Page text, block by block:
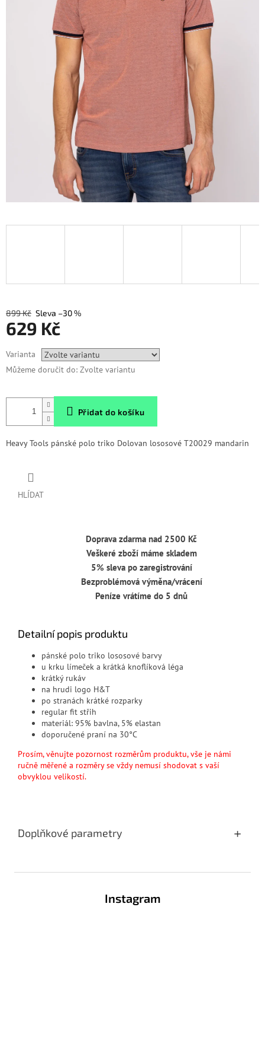
899 Kč –30 %
629 Kč
cena:
Varianta
Můžeme doručit do: Zvolte variantu
Přidat do košíku
Heavy Tools pánské polo triko Dolovan lososové T20029 mandarin
HLÍDAT
Doprava zdarma nad 2500 Kč
Veškeré zboží máme skladem
5% sleva po zaregistrování
Bezproblémová výměna/vrácení
Peníze vrátíme do 5 dnů
Detailní popis produktu
pánské polo triko lososové barvy
u krku límeček a krátká knoflíková léga
krátký rukáv
na hrudi logo H&T
po stranách krátké rozparky
regular fit střih
materiál: 95% bavlna, 5% elastan
doporučené praní na 30°C
Prosím, věnujte pozornost rozměrům produktu, vše je námi
ručně měřené a rozměry se vždy nemusí shodovat s vaší
obvyklou velikostí.
Doplňkové parametry
Instagram